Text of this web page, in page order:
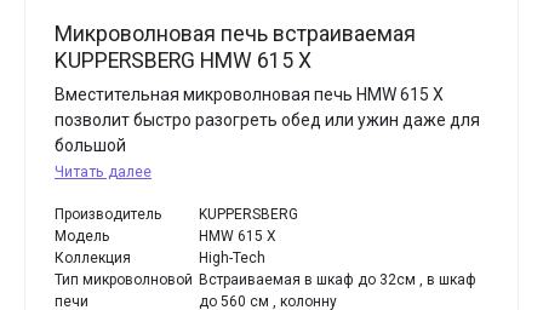
Микроволновая печь встраиваемая
KUPPERSBERG HMW 615 X
Вместительная микроволновая печь HMW 615 X
позволит быстро разогреть обед или ужин даже для
большой
Читать далее
Производитель
KUPPERSBERG
Модель
HMW 615 X
Коллекция
High-Tech
Тип микроволновой
печи
Встраиваемая в шкаф до 32см , в шкаф
до 560 см , колонну